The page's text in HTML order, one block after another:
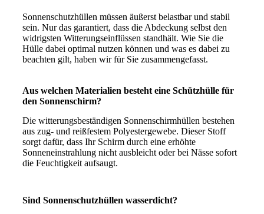
Sonnenschutzhüllen müssen äußerst belastbar und stabil
sein. Nur das garantiert, dass die Abdeckung selbst den
widrigsten Witterungseinflüssen standhält. Wie Sie die
Hülle dabei optimal nutzen können und was es dabei zu
beachten gilt, haben wir für Sie zusammengefasst.
Aus welchen Materialien besteht eine Schützhülle für
den Sonnenschirm?
Die witterungsbeständigen Sonnenschirmhüllen bestehen
aus zug- und reißfestem Polyestergewebe. Dieser Stoff
sorgt dafür, dass Ihr Schirm durch eine erhöhte
Sonneneinstrahlung nicht ausbleicht oder bei Nässe sofort
die Feuchtigkeit aufsaugt.
Sind Sonnenschutzhüllen wasserdicht?